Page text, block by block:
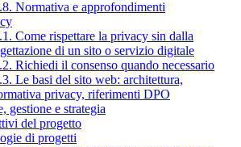
Normativa e approfondimenti
Come rispettare la privacy sin dalla
di un sito o servizio digitale
Richiedi il consenso quando necessario
Le basi del sito web: architettura,
privacy, riferimenti DPO
gestione e strategia
del progetto
di progetti